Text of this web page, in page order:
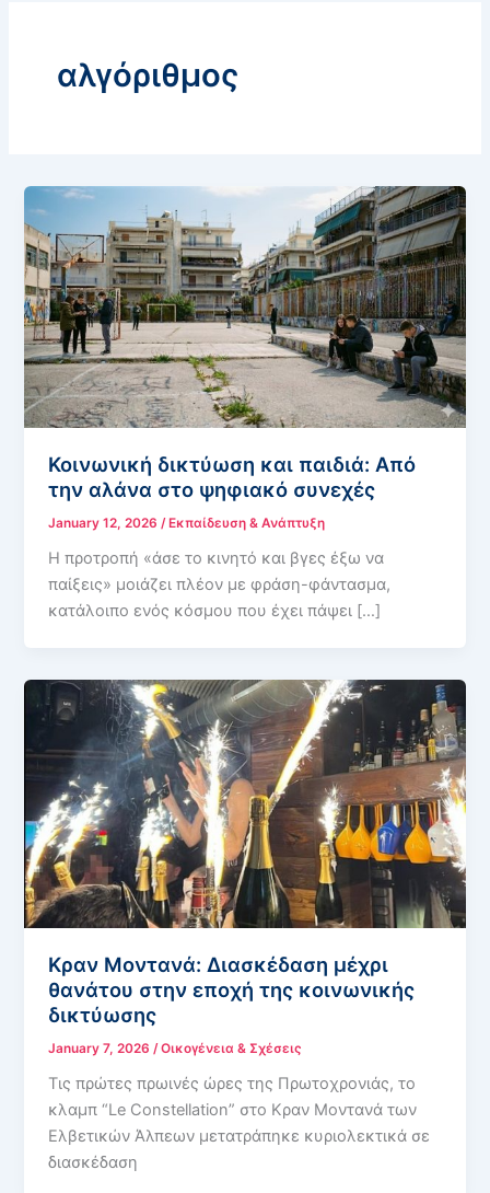
αλγόριθμος
Κοινωνική δικτύωση και παιδιά: Από
την αλάνα στο ψηφιακό συνεχές
January 12, 2026 /Εκπαίδευση & Ανάπτυξη
Η προτροπή «άσε το κινητό και βγες έξω να
παίξεις» μοιάζει πλέον με φράση-φάντασμα,
κατάλοιπο ενός κόσμου που έχει πάψει […]
Κραν Μοντανά: Διασκέδαση μέχρι
θανάτου στην εποχή της κοινωνικής
δικτύωσης
January 7, 2026 /Οικογένεια & Σχέσεις
Τις πρώτες πρωινές ώρες της Πρωτοχρονιάς, το
κλαμπ “Le Constellation” στο Κραν Μοντανά των
Ελβετικών Άλπεων μετατράπηκε κυριολεκτικά σε
διασκέδαση